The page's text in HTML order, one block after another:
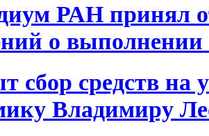
РАН принял
о выполнении
сбор средств на
Владимиру